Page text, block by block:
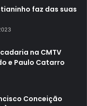
faz das suas
na CMTV
e Paulo Catarro
Conceição